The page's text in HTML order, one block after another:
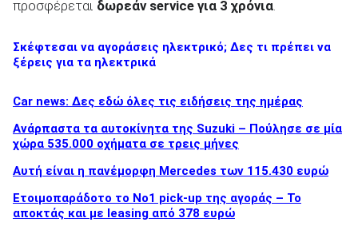
προσφέρεται δωρεάν service για 3 χρόνια
Σκέφτεσαι να αγοράσεις ηλεκτρικό; Δες τι πρέπει να
ξέρεις για τα ηλεκτρικά
Car news: Δες εδώ όλες τις ειδήσεις της ημέρας
Ανάρπαστα τα αυτοκίνητα της Suzuki – Πούλησε σε μία
χώρα 535.000 οχήματα σε τρεις μήνες
Αυτή είναι η πανέμορφη Mercedes των 115.430 ευρώ
Ετοιμοπαράδοτο το Νο1 pick-up της αγοράς – Το
αποκτάς και με leasing από 378 ευρώ